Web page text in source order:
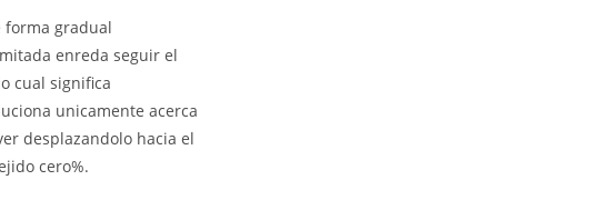
forma gradual
enreda seguir el
cual significa
unicamente acerca
desplazandolo hacia el
cero%.